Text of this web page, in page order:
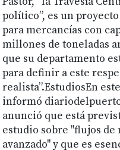
político”, es un
para mercancías con
millones de toneladas
que su departamento
para definir a este
realista”.EstudiosEn
informó
anunció que está
estudio sobre "flujos de
avanzado" y que es